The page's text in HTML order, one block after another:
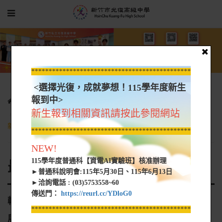
光復新聞
最新消息
轉知 實踐大學高雄校區開設之「勞動部勞動力發展署115年產業
新尖兵計畫」青年職訓課程相關資訊
最新消息
轉知 實踐大學高雄校區開設之「勞動部勞動力發
展署115年產業新尖兵計畫」青年職訓課程相關資
*****************************************************
<選擇光復，成就夢想！115學年度新生
報到中>
新生報到相關資訊請按此參閱網站
*****************************************************
NEW!
115學年度普通科【資電AI實驗班】核准辦理
►普通科說明會:115年5月30日、115年6月13日
►洽詢電話 : (03)5753558~60
傳送門： https://reurl.cc/YDloG0
*****************************************************